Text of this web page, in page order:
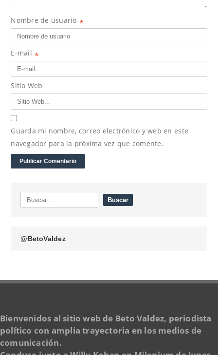
Nombre de usuario *
E-mail *
Sitio Web
Guarda mi nombre, correo electrónico y web en este
navegador para la próxima vez que comente.
@BetoValdez
Bienvenidos al sitio web de Beto Valdez, periodista
político con amplia trayectoria en los medios de
comunicación.